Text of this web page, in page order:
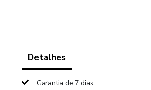
Detalhes
Garantia de 7 dias